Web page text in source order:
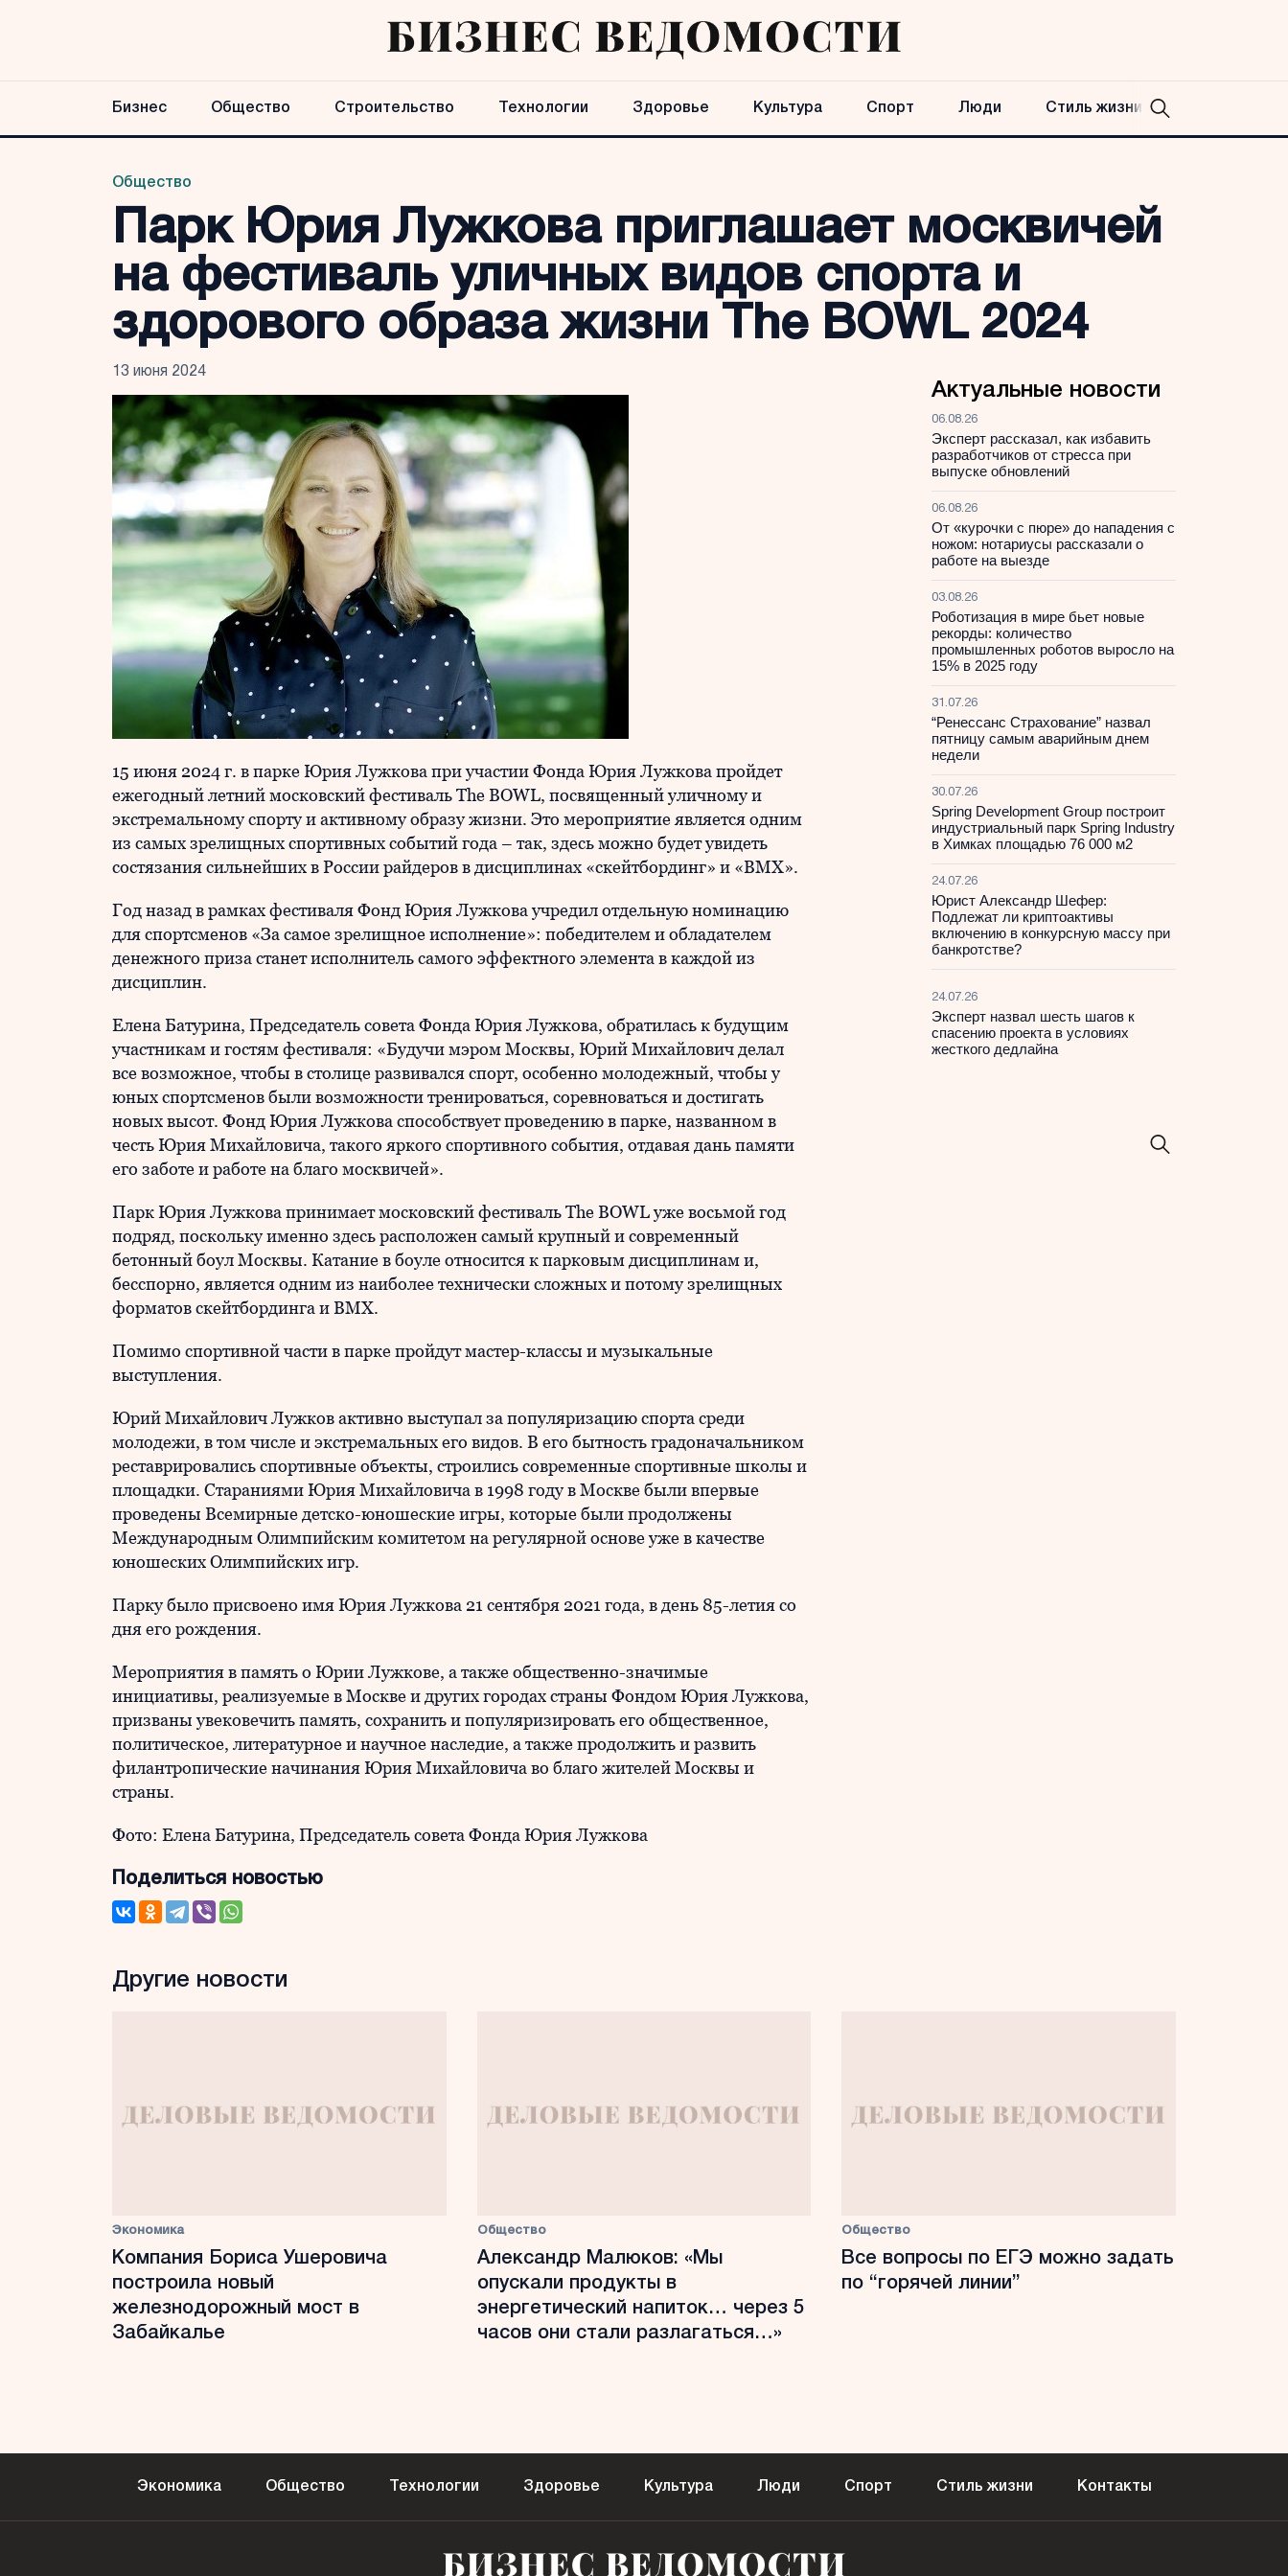
Бизнес Общество Строительство Технологии Здоровье Культура Спорт Люди Стиль жизни
Общество
Парк Юрия Лужкова приглашает москвичей
на фестиваль уличных видов спорта и
здорового образа жизни The BOWL 2024
13 июня 2024
15 июня 2024 г. в парке Юрия Лужкова при участии Фонда Юрия Лужкова пройдет
ежегодный летний московский фестиваль The BOWL, посвященный уличному и
экстремальному спорту и активному образу жизни. Это мероприятие является одним
из самых зрелищных спортивных событий года – так, здесь можно будет увидеть
состязания сильнейших в России райдеров в дисциплинах «скейтбординг» и «ВМХ».
Год назад в рамках фестиваля Фонд Юрия Лужкова учредил отдельную номинацию
для спортсменов «За самое зрелищное исполнение»: победителем и обладателем
денежного приза станет исполнитель самого эффектного элемента в каждой из
дисциплин.
Елена Батурина, Председатель совета Фонда Юрия Лужкова, обратилась к будущим
участникам и гостям фестиваля: «Будучи мэром Москвы, Юрий Михайлович делал
все возможное, чтобы в столице развивался спорт, особенно молодежный, чтобы у
юных спортсменов были возможности тренироваться, соревноваться и достигать
новых высот. Фонд Юрия Лужкова способствует проведению в парке, названном в
честь Юрия Михайловича, такого яркого спортивного события, отдавая дань памяти
его заботе и работе на благо москвичей».
Парк Юрия Лужкова принимает московский фестиваль The BOWL уже восьмой год
подряд, поскольку именно здесь расположен самый крупный и современный
бетонный боул Москвы. Катание в боуле относится к парковым дисциплинам и,
бесспорно, является одним из наиболее технически сложных и потому зрелищных
форматов скейтбординга и BMX.
Помимо спортивной части в парке пройдут мастер-классы и музыкальные
выступления.
Юрий Михайлович Лужков активно выступал за популяризацию спорта среди
молодежи, в том числе и экстремальных его видов. В его бытность градоначальником
реставрировались спортивные объекты, строились современные спортивные школы и
площадки. Стараниями Юрия Михайловича в 1998 году в Москве были впервые
проведены Всемирные детско-юношеские игры, которые были продолжены
Международным Олимпийским комитетом на регулярной основе уже в качестве
юношеских Олимпийских игр.
Парку было присвоено имя Юрия Лужкова 21 сентября 2021 года, в день 85-летия со
дня его рождения.
Мероприятия в память о Юрии Лужкове, а также общественно-значимые
инициативы, реализуемые в Москве и других городах страны Фондом Юрия Лужкова,
призваны увековечить память, сохранить и популяризировать его общественное,
политическое, литературное и научное наследие, а также продолжить и развить
филантропические начинания Юрия Михайловича во благо жителей Москвы и
страны.
Фото: Елена Батурина, Председатель совета Фонда Юрия Лужкова
Поделиться новостью
Актуальные новости
06.08.26
Эксперт рассказал, как избавить
разработчиков от стресса при
выпуске обновлений
06.08.26
От «курочки с пюре» до нападения с
ножом: нотариусы рассказали о
работе на выезде
03.08.26
Роботизация в мире бьет новые
рекорды: количество
промышленных роботов выросло на
15% в 2025 году
31.07.26
“Ренессанс Страхование” назвал
пятницу самым аварийным днем
недели
30.07.26
Spring Development Group построит
индустриальный парк Spring Industry
в Химках площадью 76 000 м2
24.07.26
Юрист Александр Шефер:
Подлежат ли криптоактивы
включению в конкурсную массу при
банкротстве?
24.07.26
Эксперт назвал шесть шагов к
спасению проекта в условиях
жесткого дедлайна
Другие новости
Экономика
Компания Бориса Ушеровича
построила новый
железнодорожный мост в
Забайкалье
Общество
Александр Малюков: «Мы
опускали продукты в
энергетический напиток… через 5
часов они стали разлагаться…»
Общество
Все вопросы по ЕГЭ можно задать
по “горячей линии”
Экономика Общество Технологии Здоровье Культура Люди Спорт Стиль жизни Контакты